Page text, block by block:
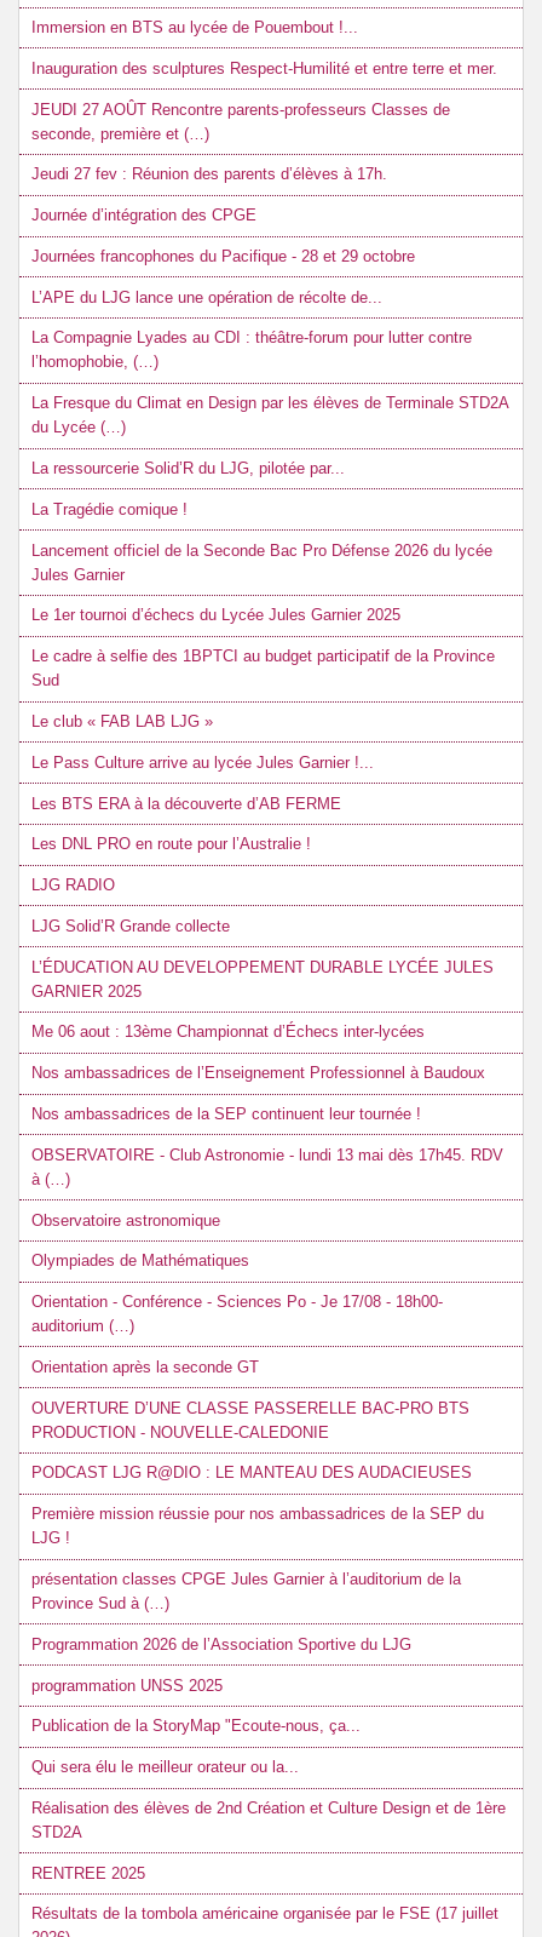
Immersion en BTS au lycée de Pouembout !...
Inauguration des sculptures Respect-Humilité et entre terre et mer.
JEUDI 27 AOÛT Rencontre parents-professeurs Classes de
seconde, première et (…)
Jeudi 27 fev : Réunion des parents d’élèves à 17h.
Journée d’intégration des CPGE
Journées francophones du Pacifique - 28 et 29 octobre
L’APE du LJG lance une opération de récolte de...
La Compagnie Lyades au CDI : théâtre-forum pour lutter contre
l’homophobie, (…)
La Fresque du Climat en Design par les élèves de Terminale STD2A
du Lycée (…)
La ressourcerie Solid’R du LJG, pilotée par...
La Tragédie comique !
Lancement officiel de la Seconde Bac Pro Défense 2026 du lycée
Jules Garnier
Le 1er tournoi d’échecs du Lycée Jules Garnier 2025
Le cadre à selfie des 1BPTCI au budget participatif de la Province
Sud
Le club « FAB LAB LJG »
Le Pass Culture arrive au lycée Jules Garnier !...
Les BTS ERA à la découverte d’AB FERME
Les DNL PRO en route pour l’Australie !
LJG RADIO
LJG Solid’R Grande collecte
L’ÉDUCATION AU DEVELOPPEMENT DURABLE LYCÉE JULES
GARNIER 2025
Me 06 aout : 13ème Championnat d’Échecs inter-lycées
Nos ambassadrices de l’Enseignement Professionnel à Baudoux
Nos ambassadrices de la SEP continuent leur tournée !
OBSERVATOIRE - Club Astronomie - lundi 13 mai dès 17h45. RDV
à (…)
Observatoire astronomique
Olympiades de Mathématiques
Orientation - Conférence - Sciences Po - Je 17/08 - 18h00-
auditorium (…)
Orientation après la seconde GT
OUVERTURE D’UNE CLASSE PASSERELLE BAC-PRO BTS
PRODUCTION - NOUVELLE-CALEDONIE
PODCAST LJG R@DIO : LE MANTEAU DES AUDACIEUSES
Première mission réussie pour nos ambassadrices de la SEP du
LJG !
présentation classes CPGE Jules Garnier à l’auditorium de la
Province Sud à (…)
Programmation 2026 de l’Association Sportive du LJG
programmation UNSS 2025
Publication de la StoryMap "Ecoute-nous, ça...
Qui sera élu le meilleur orateur ou la...
Réalisation des élèves de 2nd Création et Culture Design et de 1ère
STD2A
RENTREE 2025
Résultats de la tombola américaine organisée par le FSE (17 juillet